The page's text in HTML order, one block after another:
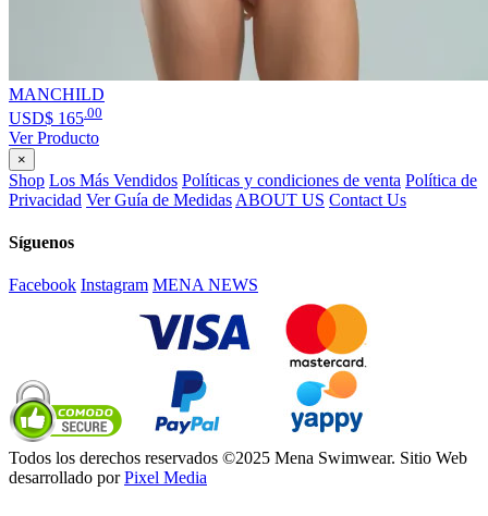
MANCHILD
USD$ 165 .00
Ver Producto
×
Shop Los Más Vendidos Políticas y condiciones de venta Política de
Privacidad Ver Guía de Medidas ABOUT US Contact Us
Síguenos
Facebook Instagram MENA NEWS
Todos los derechos reservados ©2025 Mena Swimwear. Sitio Web
desarrollado porPixel Media